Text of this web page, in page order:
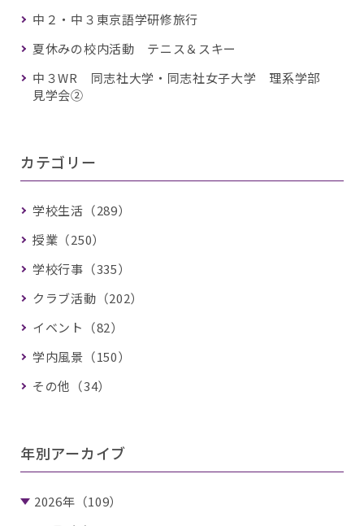
中２・中３東京語学研修旅行
夏休みの校内活動 テニス＆スキー
中３WR 同志社大学・同志社女子大学 理系学部
見学会②
カテゴリー
学校生活（289）
授業（250）
学校行事（335）
クラブ活動（202）
イベント（82）
学内風景（150）
その他（34）
年別アーカイブ
2026年（109）